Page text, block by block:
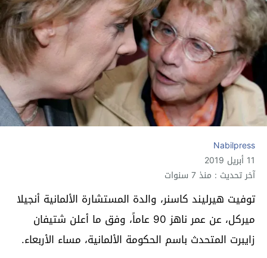
Nabilpress
11 أبريل 2019
آخر تحديث : منذ 7 سنوات
توفيت هيرليند كاسنر، والدة المستشارة الألمانية أنجيلا
ميركل، عن عمر ناهز 90 عاماً، وفق ما أعلن شتيفان
زايبرت المتحدث باسم الحكومة الألمانية، مساء الأربعاء.